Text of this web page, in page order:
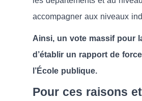
accompagner aux niveaux
Ainsi, un vote massif pour
d’établir un rapport de
l’École publique.
Pour ces raisons